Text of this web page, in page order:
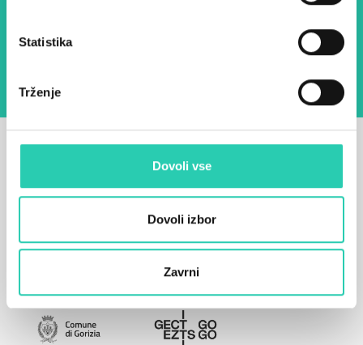
Statistika
Trženje
Dovoli vse
Dovoli izbor
Zavrni
namen pošiljanja novic.